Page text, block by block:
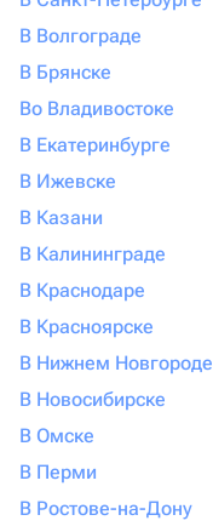
В Волгограде
В Брянске
Во Владивостоке
В Екатеринбурге
В Ижевске
В Казани
В Калининграде
В Краснодаре
В Красноярске
В Нижнем Новгороде
В Новосибирске
В Омске
В Перми
В Ростове-на-Дону